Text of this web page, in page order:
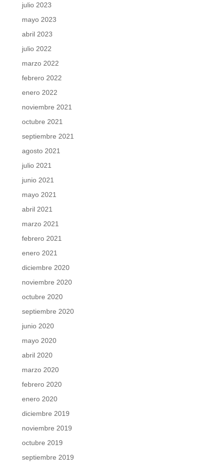
julio 2023
mayo 2023
abril 2023
julio 2022
marzo 2022
febrero 2022
enero 2022
noviembre 2021
octubre 2021
septiembre 2021
agosto 2021
julio 2021
junio 2021
mayo 2021
abril 2021
marzo 2021
febrero 2021
enero 2021
diciembre 2020
noviembre 2020
octubre 2020
septiembre 2020
junio 2020
mayo 2020
abril 2020
marzo 2020
febrero 2020
enero 2020
diciembre 2019
noviembre 2019
octubre 2019
septiembre 2019